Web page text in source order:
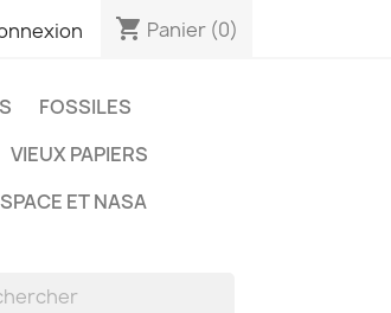
shopping_cart Panier (0)
FOSSILES
VIEUX PAPIERS
ET NASA